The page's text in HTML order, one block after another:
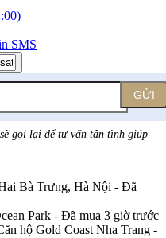
SMS
GỬI
gọi lại để tư vấn tận tình giúp
Bà Trưng, Hà Nội - Đã
Park - Đã mua 3 giờ trước
hộ Gold Coast Nha Trang -